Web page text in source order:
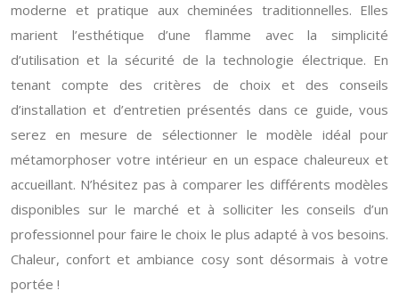
moderne et pratique aux cheminées traditionnelles. Elles
marient l’esthétique d’une flamme avec la simplicité
d’utilisation et la sécurité de la technologie électrique. En
tenant compte des critères de choix et des conseils
d’installation et d’entretien présentés dans ce guide, vous
serez en mesure de sélectionner le modèle idéal pour
métamorphoser votre intérieur en un espace chaleureux et
accueillant. N’hésitez pas à comparer les différents modèles
disponibles sur le marché et à solliciter les conseils d’un
professionnel pour faire le choix le plus adapté à vos besoins.
Chaleur, confort et ambiance cosy sont désormais à votre
portée !